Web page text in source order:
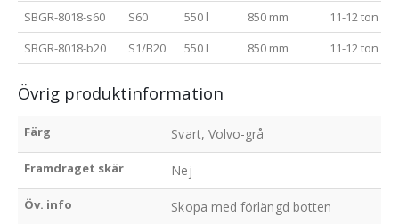
SBGR-8018-s60
S60 550 l 850 mm
11-12 ton
SBGR-8018-b20
S1/B20 550 l 850 mm 11-12 ton
Övrig produktinformation
Färg Svart, Volvo-grå
Framdraget skär Nej
Öv. info Skopa med förlängd botten